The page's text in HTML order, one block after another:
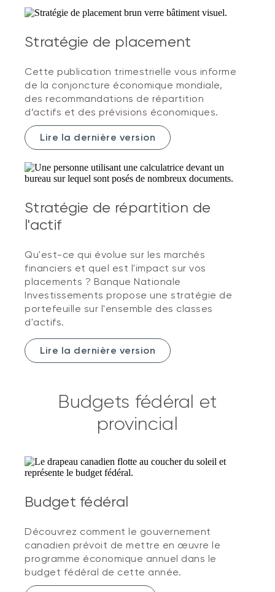
Stratégie de placement
Cette publication trimestrielle vous informe
de la conjoncture économique mondiale,
des recommandations de répartition
d’actifs et des prévisions économiques.
Lire la dernière version
Stratégie de répartition de
l'actif
Qu'est-ce qui évolue sur les marchés
financiers et quel est l'impact sur vos
placements ? Banque Nationale
Investissements propose une stratégie de
portefeuille sur l'ensemble des classes
d'actifs.
Lire la dernière version
Budgets fédéral et
provincial
Budget fédéral
Découvrez comment le gouvernement
canadien prévoit de mettre en œuvre le
programme économique annuel dans le
budget fédéral de cette année.